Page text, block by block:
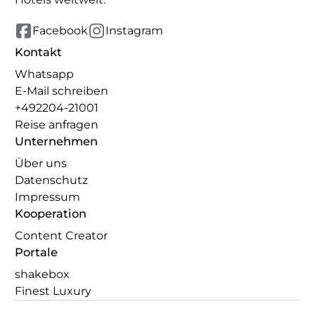
Facebook Instagram
Kontakt
Whatsapp
E-Mail schreiben
+492204-21001
Reise anfragen
Unternehmen
Über uns
Datenschutz
Impressum
Kooperation
Content Creator
Portale
shakebox
Finest Luxury